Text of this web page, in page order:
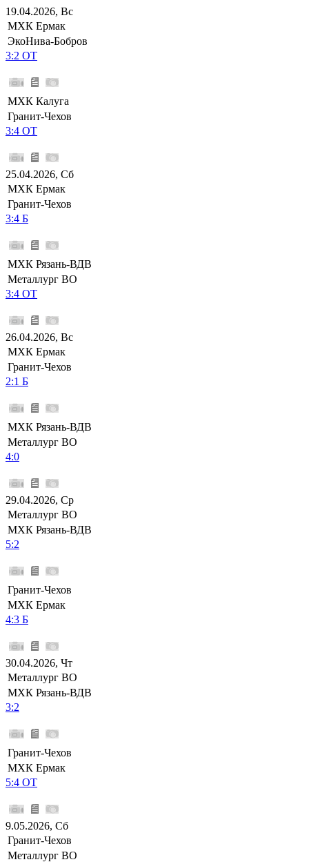
19.04.2026, Вс
МХК Ермак
ЭкоНива-Бобров
3:2 ОТ
МХК Калуга
Гранит-Чехов
3:4 ОТ
25.04.2026, Сб
МХК Ермак
Гранит-Чехов
3:4 Б
МХК Рязань-ВДВ
Металлург ВО
3:4 ОТ
26.04.2026, Вс
МХК Ермак
Гранит-Чехов
2:1 Б
МХК Рязань-ВДВ
Металлург ВО
4:0
29.04.2026, Ср
Металлург ВО
МХК Рязань-ВДВ
5:2
Гранит-Чехов
МХК Ермак
4:3 Б
30.04.2026, Чт
Металлург ВО
МХК Рязань-ВДВ
3:2
Гранит-Чехов
МХК Ермак
5:4 ОТ
9.05.2026, Сб
Гранит-Чехов
Металлург ВО